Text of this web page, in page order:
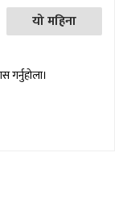
यो महिना
गर्नुहोला।